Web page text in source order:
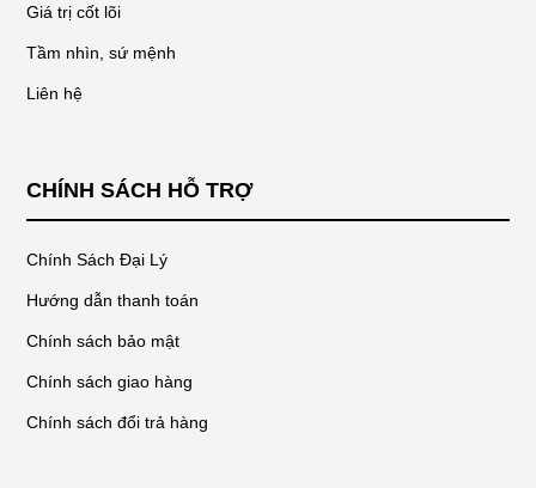
Giá trị cốt lõi
Tầm nhìn, sứ mệnh
Liên hệ
CHÍNH SÁCH HỖ TRỢ
Chính Sách Đại Lý
Hướng dẫn thanh toán
Chính sách bảo mật
Chính sách giao hàng
Chính sách đổi trả hàng